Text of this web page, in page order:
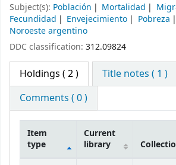
Subject(s): Población Mortalidad
Fecundidad
Envejecimiento Pobreza
Noroeste argentino
DDC classification: 312.09824
Holdings ( 2 )
Title notes ( 1 )
Comments ( 0 )
Item
type
Current
library